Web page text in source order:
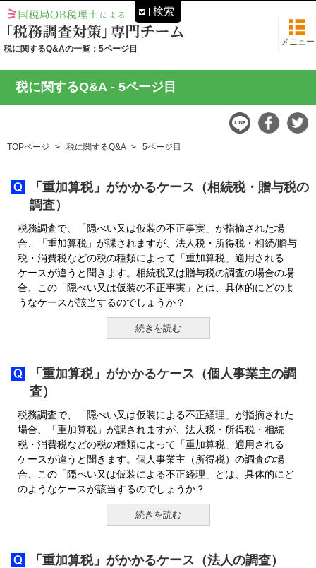
税に関するQ&Aの一覧：5ページ目
メニュー
税に関するQ&A - 5ページ目
TOPページ 税に関するQ&A 5ページ目
「重加算税」がかかるケース（相続税・贈与税の
調査）
税務調査で、「隠べい又は仮装の不正事実」が指摘された場
合、「重加算税」が課されますが、法人税・所得税・相続/贈与
税・消費税などの税の種類によって「重加算税」適用される
ケースが違うと聞きます。相続税又は贈与税の調査の場合の場
合、この「隠べい又は仮装の不正事実」とは、具体的にどのよ
うなケースが該当するのでしょうか？
続きを読む
「重加算税」がかかるケース（個人事業主の調
査）
税務調査で、「隠べい又は仮装による不正経理」が指摘された
場合、「重加算税」が課されますが、法人税・所得税・相続
税・消費税などの税の種類によって「重加算税」適用される
ケースが違うと聞きます。個人事業主（所得税）の調査の場
合、この「隠べい又は仮装による不正経理」とは、具体的にど
のようなケースが該当するのでしょうか？
続きを読む
「重加算税」がかかるケース（法人の調査）
検索